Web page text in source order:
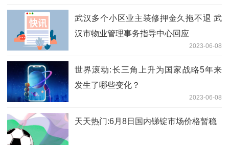
武汉多个小区业主装修押金久拖不退 武
汉市物业管理事务指导中心回应
2023-06-08
世界滚动:长三角上升为国家战略5年来
发生了哪些变化？
2023-06-08
天天热门:6月8日国内锑锭市场价格暂稳